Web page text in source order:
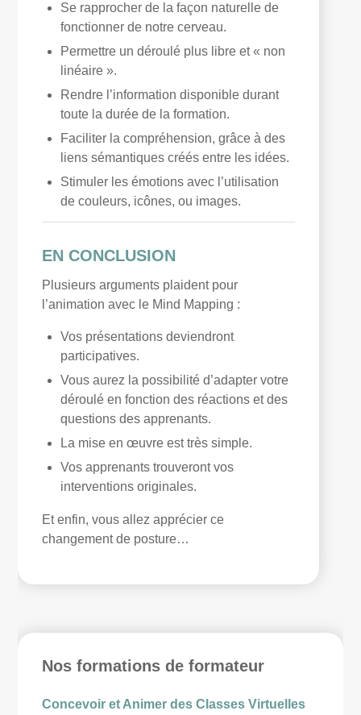
Se rapprocher de la façon naturelle de
fonctionner de notre cerveau.
Permettre un déroulé plus libre et « non
linéaire ».
Rendre l’information disponible durant
toute la durée de la formation.
Faciliter la compréhension, grâce à des
liens sémantiques créés entre les idées.
Stimuler les émotions avec l’utilisation
de couleurs, icônes, ou images.
EN CONCLUSION
Plusieurs arguments plaident pour
l’animation avec le Mind Mapping :
Vos présentations deviendront
participatives.
Vous aurez la possibilité d’adapter votre
déroulé en fonction des réactions et des
questions des apprenants.
La mise en œuvre est très simple.
Vos apprenants trouveront vos
interventions originales.
Et enfin, vous allez apprécier ce
changement de posture…
Nos formations de formateur
Concevoir et Animer des Classes Virtuelles